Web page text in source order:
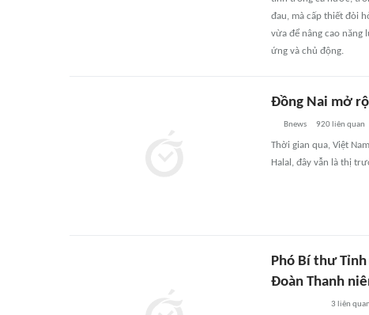
đau, mà cấp thiết đòi
vừa để nâng cao năng
ứng và chủ động.
Đồng Nai mở
Bnews 920 liên quan
Thời gian qua, Việt
Halal, đây vẫn là thị
Phó Bí thư
Đoàn Thanh
3 liên quan